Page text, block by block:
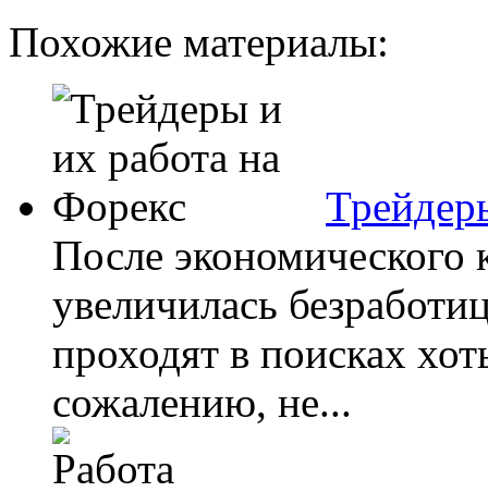
Похожие материалы:
После экономического
увеличилась
проходят в поисках
сожалению, не...